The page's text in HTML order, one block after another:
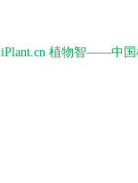
iPlant.cn 植物智——中国